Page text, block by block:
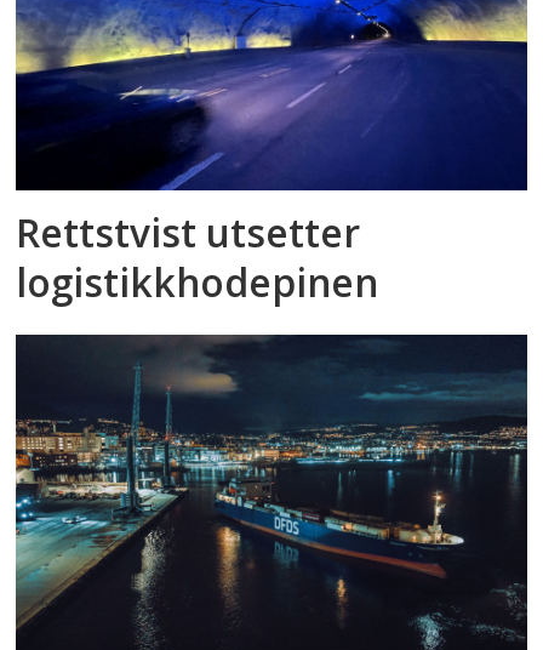
Rettstvist utsetter
logistikkhodepinen